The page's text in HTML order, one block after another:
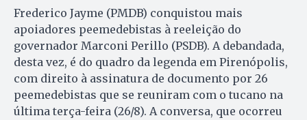
Frederico Jayme (PMDB) conquistou mais
apoiadores peemedebistas à reeleição do
governador Marconi Perillo (PSDB). A debandada,
desta vez, é do quadro da legenda em Pirenópolis,
com direito à assinatura de documento por 26
peemedebistas que se reuniram com o tucano na
última terça-feira (26/8). A conversa, que ocorreu